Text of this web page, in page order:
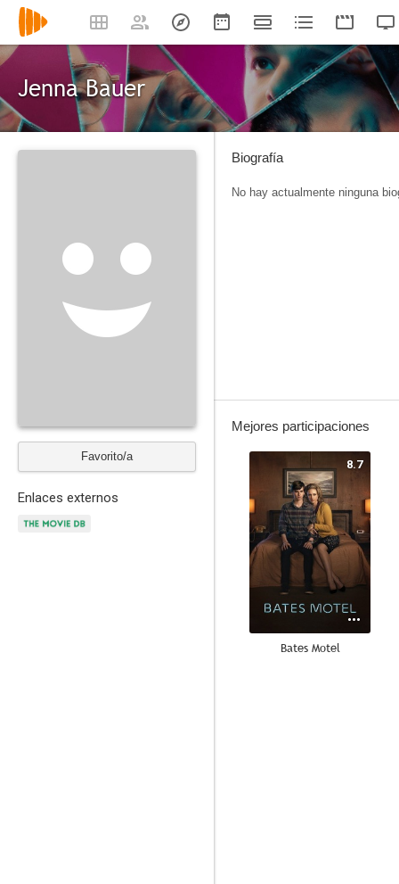
Jenna Bauer
Favorito/a
Enlaces externos
Biografía
No hay actualmente ninguna
Mejores participaciones
8.7
Bates Motel